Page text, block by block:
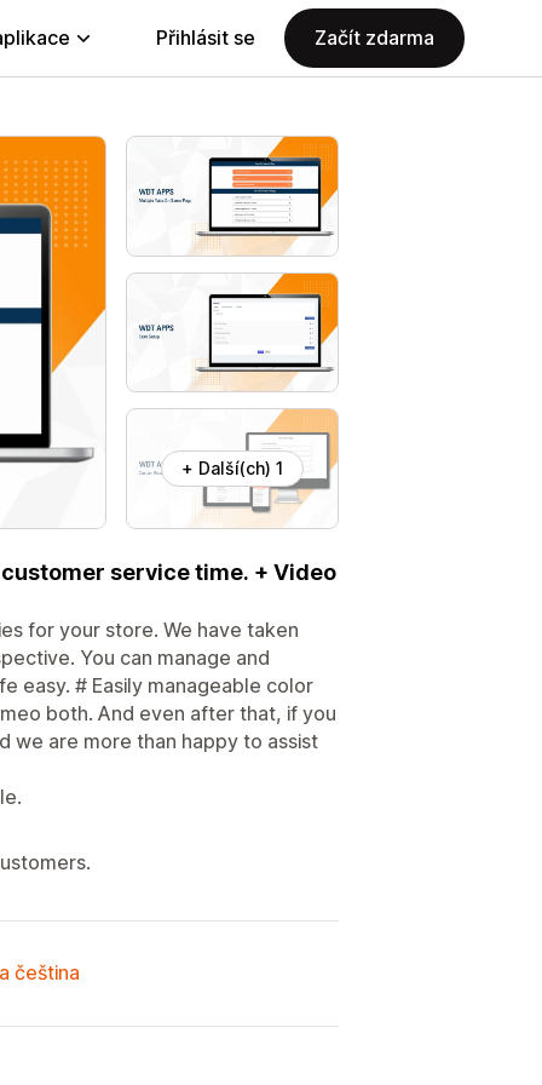
Přihlásit se Začít zdarma
+ Další(ch) 1
service time. + Video
for your store. We have taken
You can manage and
easy. # Easily manageable color
both. And even after that, if you
we are more than happy to assist
čeština